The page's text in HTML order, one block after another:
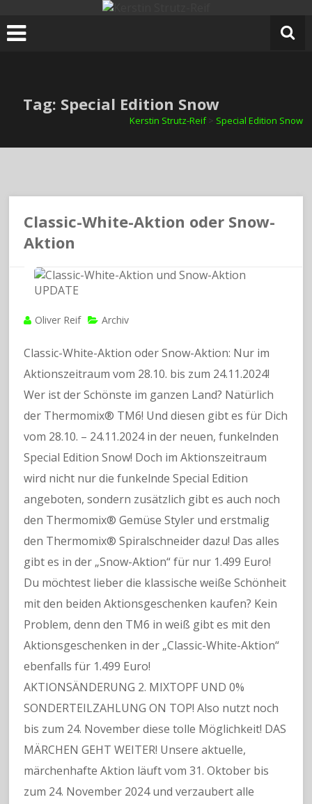
Inhalt
springen
Tag: Special Edition Snow
Kerstin Strutz-Reif> Special Edition Snow
Classic-White-Aktion oder Snow-
Aktion
Oliver Reif Archiv
Classic-White-Aktion oder Snow-Aktion: Nur im
Aktionszeitraum vom 28.10. bis zum 24.11.2024!
Wer ist der Schönste im ganzen Land? Natürlich
der Thermomix® TM6! Und diesen gibt es für Dich
vom 28.10. – 24.11.2024 in der neuen, funkelnden
Special Edition Snow! Doch im Aktionszeitraum
wird nicht nur die funkelnde Special Edition
angeboten, sondern zusätzlich gibt es auch noch
den Thermomix® Gemüse Styler und erstmalig
den Thermomix® Spiralschneider dazu! Das alles
gibt es in der „Snow-Aktion“ für nur 1.499 Euro!
Du möchtest lieber die klassische weiße Schönheit
mit den beiden Aktionsgeschenken kaufen? Kein
Problem, denn den TM6 in weiß gibt es mit den
Aktionsgeschenken in der „Classic-White-Aktion“
ebenfalls für 1.499 Euro!
AKTIONSÄNDERUNG 2. MIXTOPF UND 0%
SONDERTEILZAHLUNG ON TOP! Also nutzt noch
bis zum 24. November diese tolle Möglichkeit! DAS
MÄRCHEN GEHT WEITER! Unsere aktuelle,
märchenhafte Aktion läuft vom 31. Oktober bis
zum 24. November 2024 und verzaubert alle